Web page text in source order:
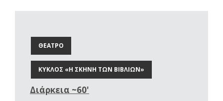
ΘΕΑΤΡΟ
ΚΥΚΛΟΣ «Η ΣΚΗΝΗ ΤΩΝ ΒΙΒΛΙΩΝ»
Διάρκεια ~60'